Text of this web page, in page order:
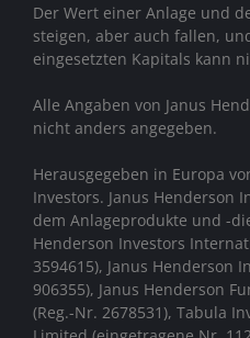
Der Wert einer Anlage und
steigen, aber auch fallen,
eingesetzten Kapitals kann
Alle Angaben von Janus
nicht anders angegeben.
Herausgegeben in Europa
Investors. Janus Henderson
dem Anlageprodukte und -
Henderson Investors
3594615), Janus Henderson
906355), Janus Henderson
(Reg.-Nr. 2678531), Tabula